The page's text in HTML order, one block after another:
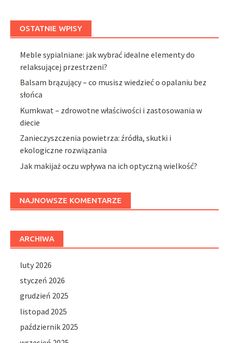
OSTATNIE WPISY
Meble sypialniane: jak wybrać idealne elementy do
relaksującej przestrzeni?
Balsam brązujący – co musisz wiedzieć o opalaniu bez
słońca
Kumkwat – zdrowotne właściwości i zastosowania w
diecie
Zanieczyszczenia powietrza: źródła, skutki i
ekologiczne rozwiązania
Jak makijaż oczu wpływa na ich optyczną wielkość?
NAJNOWSZE KOMENTARZE
ARCHIWA
luty 2026
styczeń 2026
grudzień 2025
listopad 2025
październik 2025